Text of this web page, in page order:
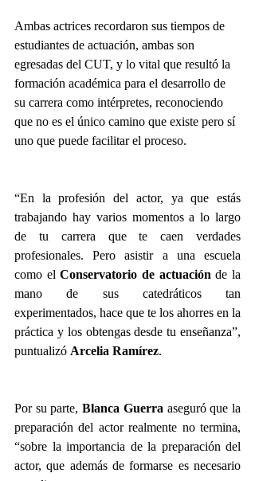
Ambas actrices recordaron sus tiempos de
estudiantes de actuación, ambas son
egresadas del CUT, y lo vital que resultó la
formación académica para el desarrollo de
su carrera como intérpretes, reconociendo
que no es el único camino que existe pero sí
uno que puede facilitar el proceso.
“En la profesión del actor, ya que estás
trabajando hay varios momentos a lo largo
de tu carrera que te caen verdades
profesionales. Pero asistir a una escuela
como el Conservatorio de actuación de la
mano de sus catedráticos tan
experimentados, hace que te los ahorres en la
práctica y los obtengas desde tu enseñanza”,
puntualizó Arcelia Ramírez.
Por su parte, Blanca Guerra aseguró que la
preparación del actor realmente no termina,
“sobre la importancia de la preparación del
actor, que además de formarse es necesario